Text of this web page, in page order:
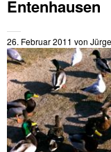
Entenhausen
26. Februar 2011 von